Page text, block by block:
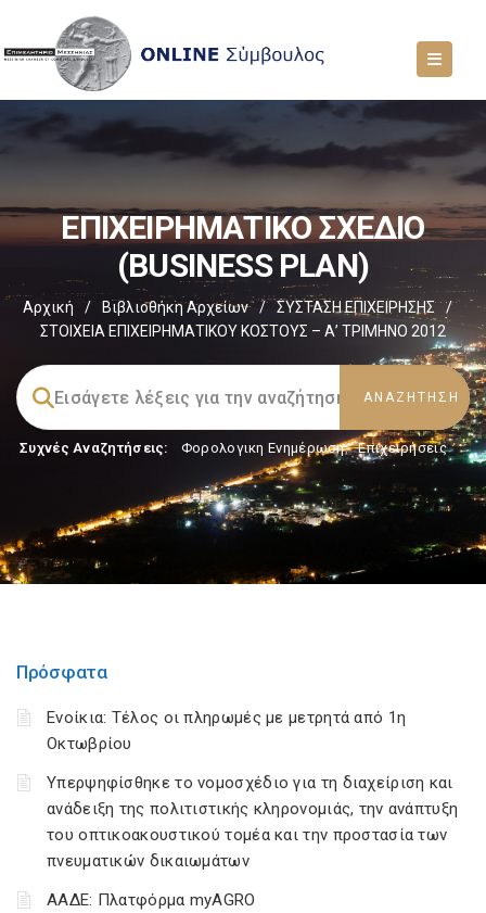
EΠΙΧΕΙΡΗΜΑΤΙΚΟ ΣΧΕΔΙΟ
(BUSINESS PLAN)
Αρχική / Βιβλιοθήκη Αρχείων / ΣΥΣΤΑΣΗ ΕΠΙΧΕΙΡΗΣΗΣ
/
ΣΤΟΙΧΕΙΑ ΕΠΙΧΕΙΡΗΜΑΤΙΚΟΥ ΚΟΣΤΟΥΣ – Α’ ΤΡΙΜΗΝΟ 2012
Συχνές Αναζητήσεις: Φορολογικη Ενημέρωση, Επιχειρήσεις
Πρόσφατα
Ενοίκια: Τέλος οι πληρωμές με μετρητά από 1η
Οκτωβρίου
Υπερψηφίσθηκε το νομοσχέδιο για τη διαχείριση και
ανάδειξη της πολιτιστικής κληρονομιάς, την ανάπτυξη
του οπτικοακουστικού τομέα και την προστασία των
πνευματικών δικαιωμάτων
ΑΑΔΕ: Πλατφόρμα myAGRO